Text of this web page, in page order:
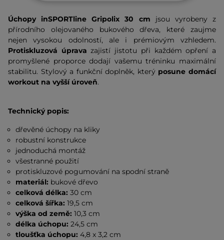
Úchopy inSPORTline Gripolix 30 cm jsou vyrobeny z
přírodního olejovaného bukového dřeva, které zaujme
nejen vysokou odolností, ale i prémiovým vzhledem.
Protiskluzová úpravazajistí jistotu při každém opření a
promyšlené proporce dodají vašemu tréninku maximální
stabilitu. Stylový a funkční doplněk, který posune domácí
workout na vyšší úroveň.
Technický popis:
dřevěné úchopy na kliky
robustní konstrukce
jednoduchá montáž
všestranné použití
protiskluzové pogumování na spodní straně
materiál: bukové dřevo
celková délka: 30 cm
celková šířka: 19,5 cm
výška od země:10,3 cm
délka úchopu: 24,5 cm
tloušťka úchopu: 4,8 x 3,2 cm